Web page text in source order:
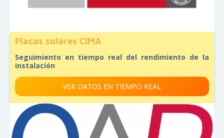
Placas solares CIMA
Seguimiento en tiempo real del rendimiento de la
instalación
VER DATOS EN TIEMPO REAL